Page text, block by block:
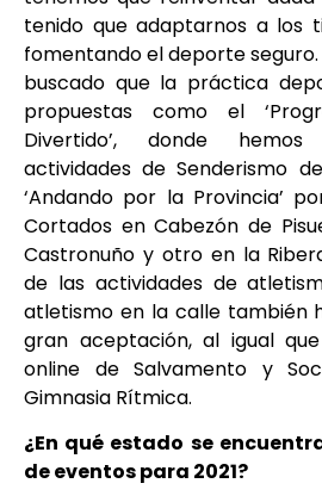
tenido que adaptarnos a los
fomentando el deporte
buscado que la práctica
propuestas como el
Divertido’, donde
actividades de Senderismo
‘Andando por la Provincia’
Cortados en Cabezón de
Castronuño y otro en la
de las actividades de
atletismo en la calle también
gran aceptación, al igual
online de Salvamento y
Gimnasia Rítmica.
¿En qué estado se
de eventos para 2021?